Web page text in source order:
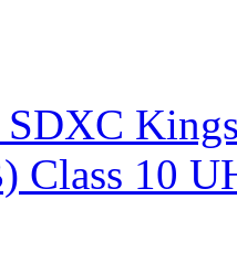
Class 10